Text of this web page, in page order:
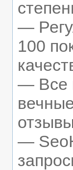
—
100
— Все
—